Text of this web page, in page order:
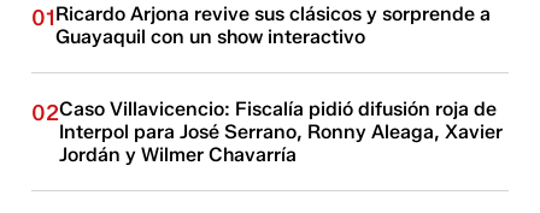
01Ricardo Arjona revive sus clásicos y sorprende a
Guayaquil con un show interactivo
02Caso Villavicencio: Fiscalía pidió difusión roja de
Interpol para José Serrano, Ronny Aleaga, Xavier
Jordán y Wilmer Chavarría